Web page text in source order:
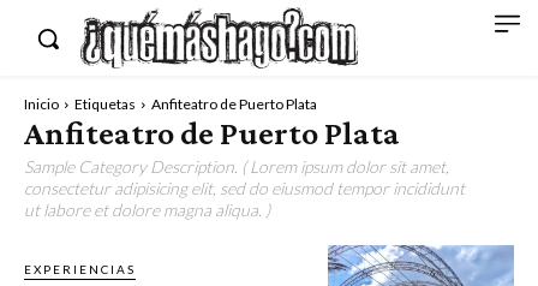
Inicio Etiquetas Anfiteatro de Puerto Plata
Anfiteatro de Puerto Plata
Sample Category Description. ( Lorem ipsum dolor sit amet,
consectetur adipisicing elit, sed do eiusmod tempor incididunt
ut labore et dolore magna aliqua. )
EXPERIENCIAS